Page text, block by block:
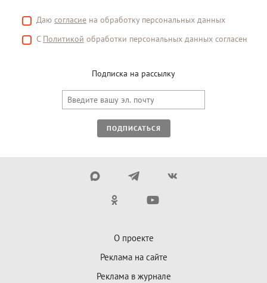
Даю согласие на обработку персональных данных
С Политикой обработки персональных данных согласен
Подписка на рассылку
ПОДПИСАТЬСЯ
О проекте
Реклама на сайте
Реклама в журнале